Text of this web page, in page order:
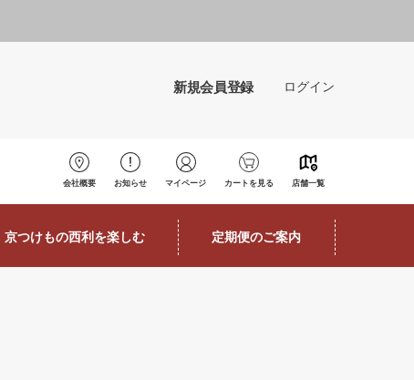
新規会員登録 ログイン
会社概要 お知らせ マイページ カートを見る 店舗一覧
京つけもの西利を楽しむ 定期便のご案内